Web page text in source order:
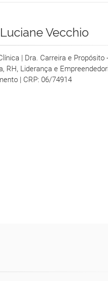
Luciane Vecchio
| Dra. Carreira e
RH, Liderança e
| CRP: 06/74914